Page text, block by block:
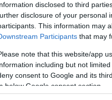
disclosed to third
disclosure of your personal
This information may
Participants that may
note that this website/app
including but not
consent to Google and its
below Google consent section.
και μάθετε
Τα άρθρα που
κι όχι απαραίτητα τον
έγκριση. Σε αντίθετη
διατηρεί το δικαίωμα